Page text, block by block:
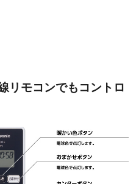
リモコンでもコントロ